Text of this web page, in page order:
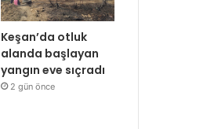
Keşan’da otluk
alanda başlayan
yangın eve sıçradı
2 gün önce